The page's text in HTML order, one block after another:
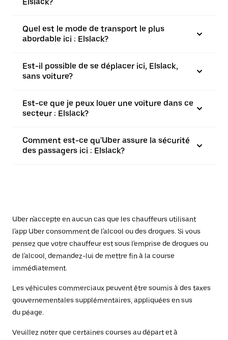
Quel est le mode de transport le plus
abordable ici : Elslack?
Est-il possible de se déplacer ici, Elslack,
sans voiture?
Est-ce que je peux louer une voiture dans ce
secteur : Elslack?
Comment est-ce qu'Uber assure la sécurité
des passagers ici : Elslack?
Uber n'accepte en aucun cas que les chauffeurs utilisant
l'app Uber consomment de l'alcool ou des drogues. Si vous
pensez que votre chauffeur est sous l'emprise de drogues ou
de l'alcool, demandez-lui de mettre fin à la course
immédiatement.
Les véhicules commerciaux peuvent être soumis à des taxes
gouvernementales supplémentaires, appliquées en sus
du péage.
Veuillez noter que certaines courses au départ et à